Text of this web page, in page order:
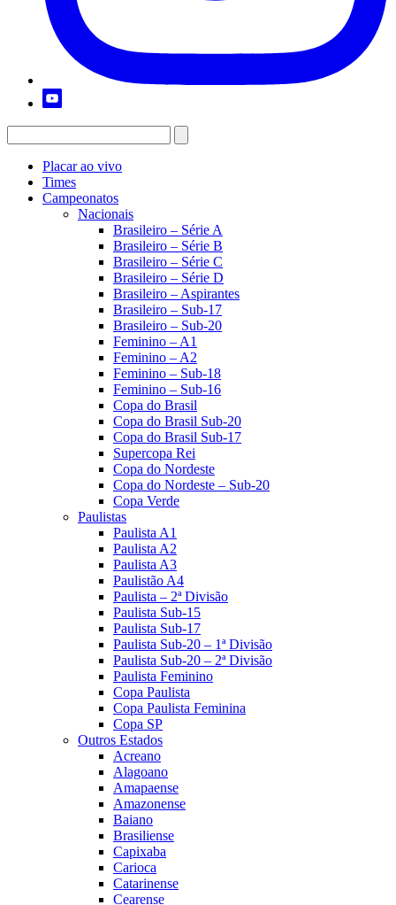
Placar ao vivo
Times
Campeonatos
Nacionais
Brasileiro – Série A
Brasileiro – Série B
Brasileiro – Série C
Brasileiro – Série D
Brasileiro – Aspirantes
Brasileiro – Sub-17
Brasileiro – Sub-20
Feminino – A1
Feminino – A2
Feminino – Sub-18
Feminino – Sub-16
Copa do Brasil
Copa do Brasil Sub-20
Copa do Brasil Sub-17
Supercopa Rei
Copa do Nordeste
Copa do Nordeste – Sub-20
Copa Verde
Paulistas
Paulista A1
Paulista A2
Paulista A3
Paulistão A4
Paulista – 2ª Divisão
Paulista Sub-15
Paulista Sub-17
Paulista Sub-20 – 1ª Divisão
Paulista Sub-20 – 2ª Divisão
Paulista Feminino
Copa Paulista
Copa Paulista Feminina
Copa SP
Outros Estados
Acreano
Alagoano
Amapaense
Amazonense
Baiano
Brasiliense
Capixaba
Carioca
Catarinense
Cearense